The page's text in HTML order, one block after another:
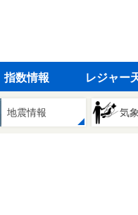
指数情報 レジャー
地震情報 気